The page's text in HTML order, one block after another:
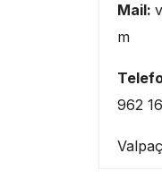
Mail:
m
962